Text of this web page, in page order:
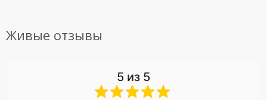
Живые отзывы
5 из 5